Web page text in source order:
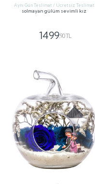
Aynı Gün Teslimat / Ücretsiz Teslimat
solmayan gülüm sevimli kız
1499,90 TL